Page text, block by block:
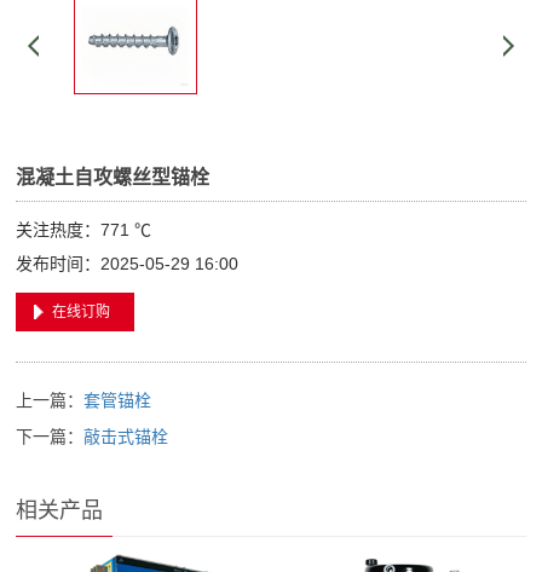
混凝土自攻螺丝型锚栓
关注热度：771 ℃
发布时间：2025-05-29 16:00
在线订购
上一篇：套管锚栓
下一篇：敲击式锚栓
相关产品